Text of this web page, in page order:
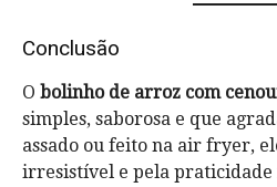
Conclusão
O bolinho de arroz com
simples, saborosa e que
assado ou feito na air fryer,
irresistível e pela praticidade